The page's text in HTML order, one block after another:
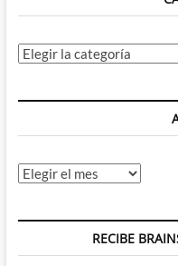
Categorías
Archivos
RECIBE